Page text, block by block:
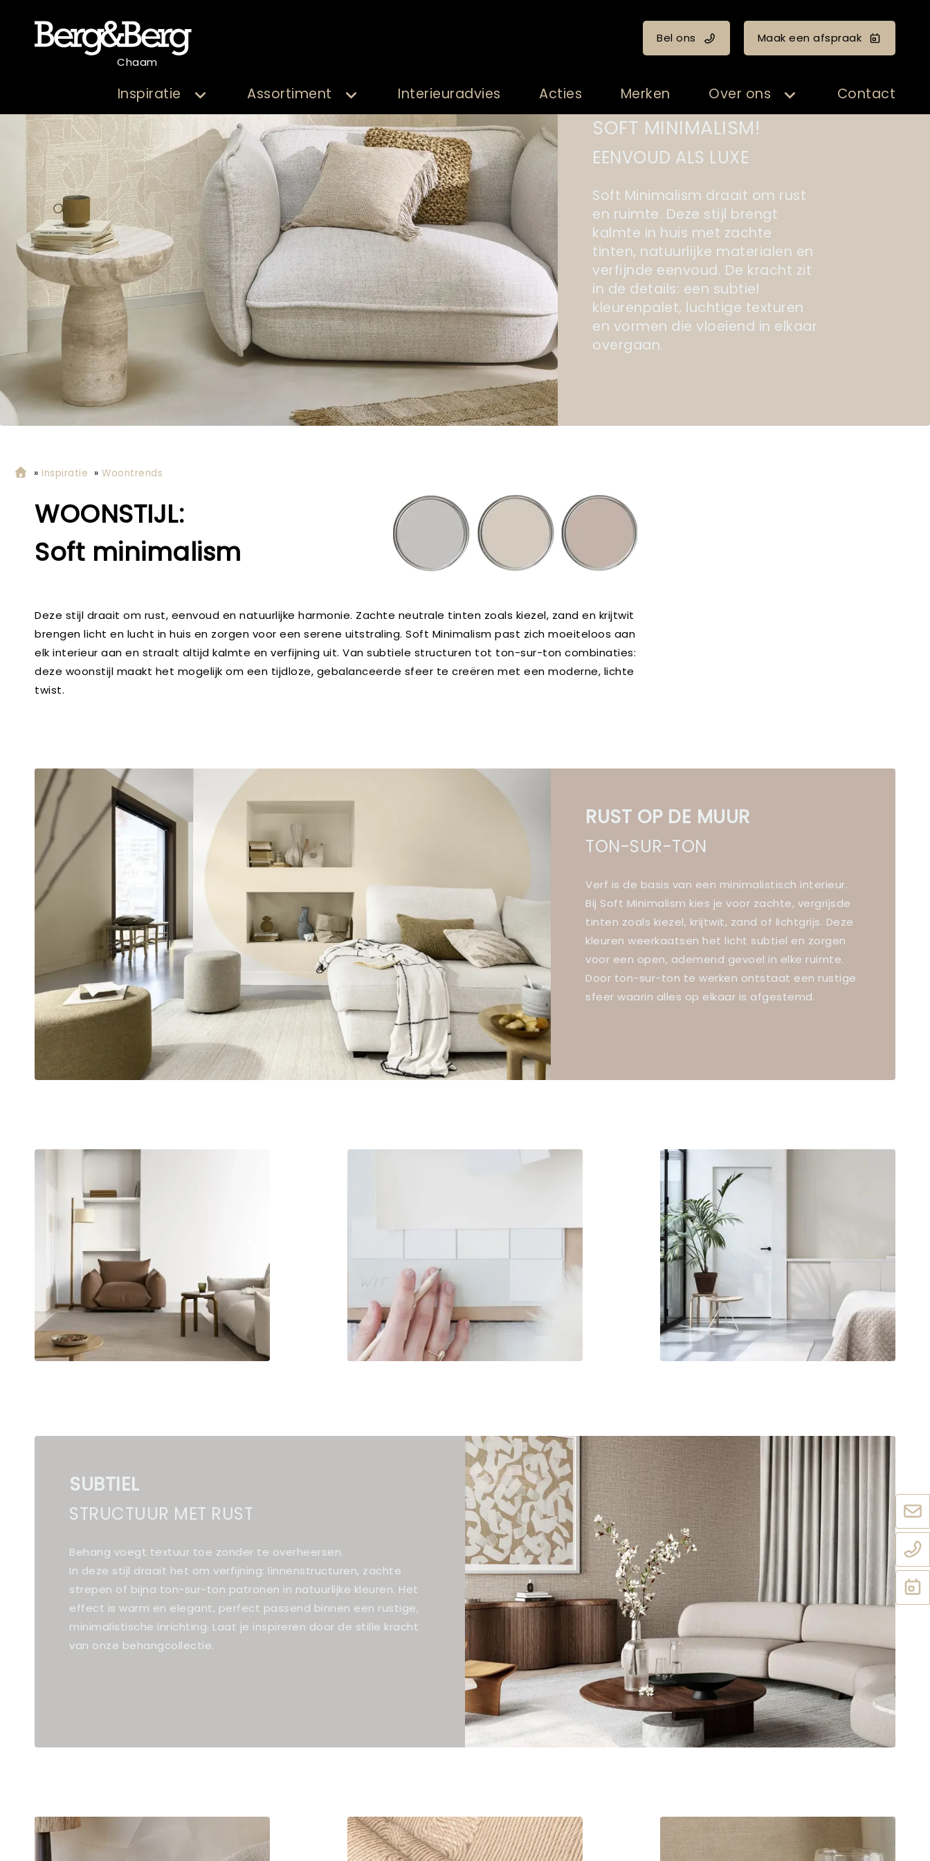
Chaam
Bel ons Maak een afspraak
Inspiratie Assortiment Interieuradvies Acties Merken Over ons Contact
» Inspiratie »Woontrends
SOFT MINIMALISM!
EENVOUD ALS LUXE
Soft Minimalism draait om rust
en ruimte. Deze stijl brengt
kalmte in huis met zachte
tinten, natuurlijke materialen en
verfijnde eenvoud. De kracht zit
in de details: een subtiel
kleurenpalet, luchtige texturen
en vormen die vloeiend in elkaar
overgaan.
WOONSTIJL:
Soft minimalism
Deze stijl draait om rust, eenvoud en natuurlijke harmonie. Zachte neutrale tinten zoals kiezel, zand en krijtwit
brengen licht en lucht in huis en zorgen voor een serene uitstraling. Soft Minimalism past zich moeiteloos aan
elk interieur aan en straalt altijd kalmte en verfijning uit. Van subtiele structuren tot ton-sur-ton combinaties:
deze woonstijl maakt het mogelijk om een tijdloze, gebalanceerde sfeer te creëren met een moderne, lichte
twist.
RUST OP DE MUUR
TON-SUR-TON
Verf is de basis van een minimalistisch interieur.
Bij Soft Minimalism kies je voor zachte, vergrijsde
tinten zoals kiezel, krijtwit, zand of lichtgrijs. Deze
kleuren weerkaatsen het licht subtiel en zorgen
voor een open, ademend gevoel in elke ruimte.
Door ton-sur-ton te werken ontstaat een rustige
sfeer waarin alles op elkaar is afgestemd.
SUBTIEL
STRUCTUUR MET RUST
Behang voegt textuur toe zonder te overheersen.
In deze stijl draait het om verfijning: linnenstructuren, zachte
strepen of bijna ton-sur-ton patronen in natuurlijke kleuren. Het
effect is warm en elegant, perfect passend binnen een rustige,
minimalistische inrichting. Laat je inspireren door de stille kracht
van onze behangcollectie.